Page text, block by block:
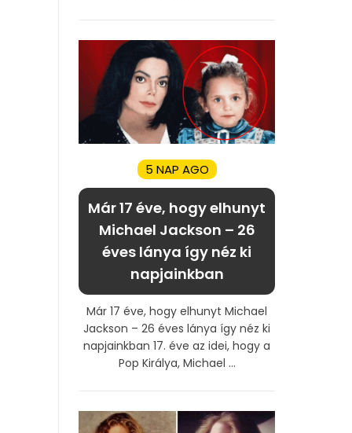
5 NAP AGO
Már 17 éve, hogy elhunyt
Michael Jackson – 26
éves lánya így néz ki
napjainkban
Már 17 éve, hogy elhunyt Michael
Jackson – 26 éves lánya így néz ki
napjainkban 17. éve az idei, hogy a
Pop Királya, Michael ...